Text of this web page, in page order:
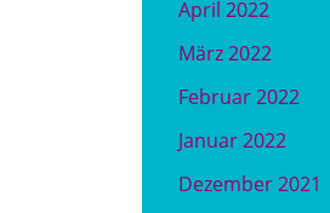
April 2022
März 2022
Februar 2022
Januar 2022
Dezember 2021